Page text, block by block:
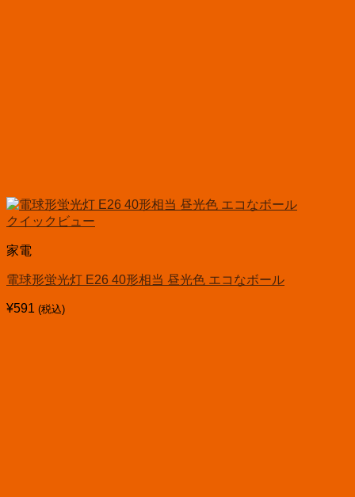
クイックビュー
家電
電球形蛍光灯 E26 40形相当 昼光色 エコなボール
¥591 (税込)